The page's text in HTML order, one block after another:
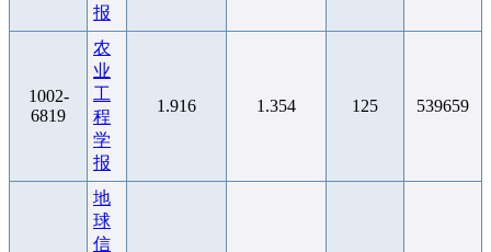
报
1002-
6819
农
业
工
程
学
报
1.916 1.354 125 539659
地
球
信